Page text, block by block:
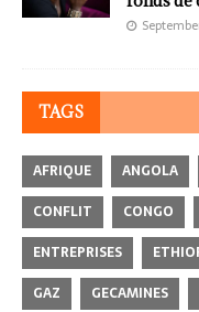
TAGS
AFRIQUE ANGOLA
CONFLIT
CONGO
ENTREPRISES
GAZ
GECAMINES